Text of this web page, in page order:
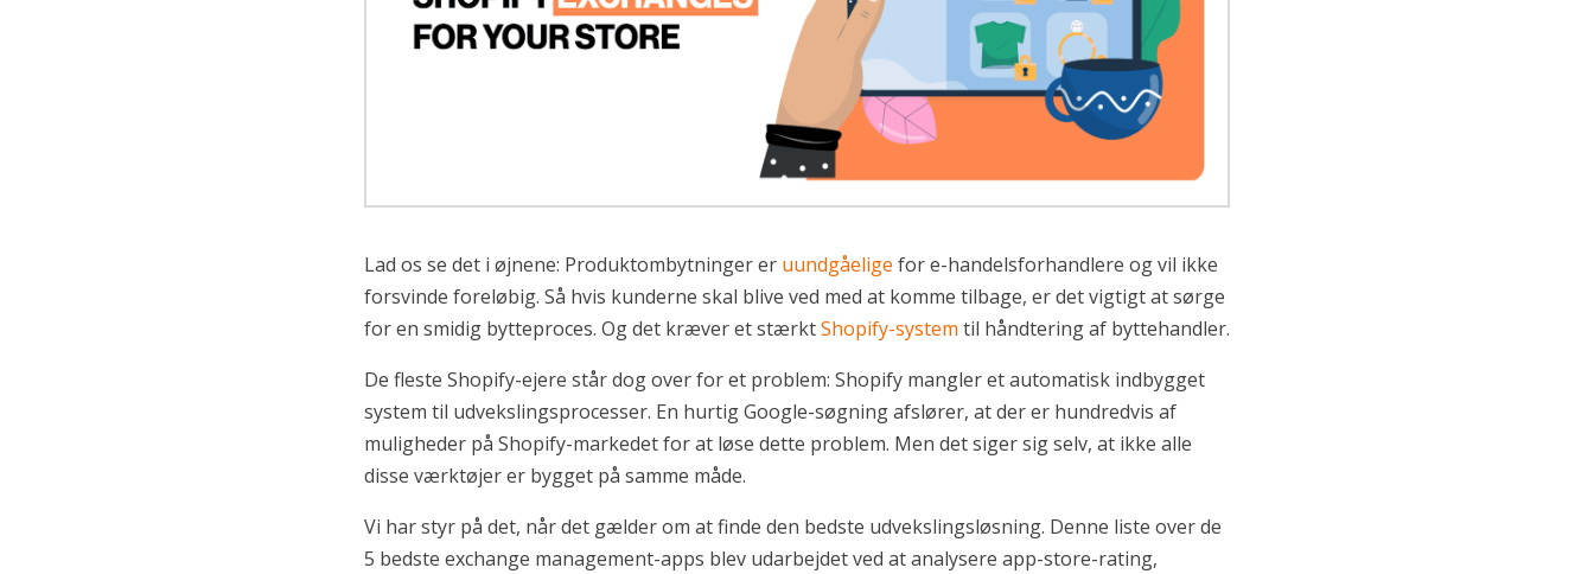
Lad os se det i øjnene: Produktombytninger er uundgåelige for e-handelsforhandlere og vil ikke
forsvinde foreløbig. Så hvis kunderne skal blive ved med at komme tilbage, er det vigtigt at sørge
for en smidig bytteproces. Og det kræver et stærktShopify-system til håndtering af byttehandler.
De fleste Shopify-ejere står dog over for et problem: Shopify mangler et automatisk indbygget
system til udvekslingsprocesser. En hurtig Google-søgning afslører, at der er hundredvis af
muligheder på Shopify-markedet for at løse dette problem. Men det siger sig selv, at ikke alle
disse værktøjer er bygget på samme måde.
Vi har styr på det, når det gælder om at finde den bedste udvekslingsløsning. Denne liste over de
5 bedste exchange management-apps blev udarbejdet ved at analysere app-store-rating,